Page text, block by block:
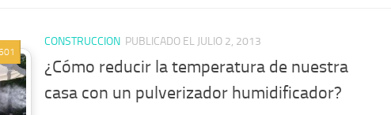
CONSTRUCCION PUBLICADO EL JULIO 2, 2013
¿Cómo reducir la temperatura de nuestra
casa con un pulverizador humidificador?